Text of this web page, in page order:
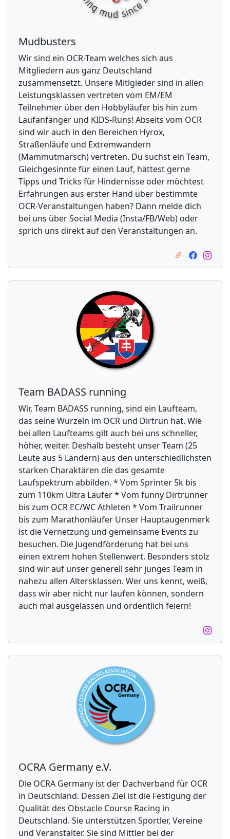
Mudbusters
Wir sind ein OCR-Team welches sich aus
Mitgliedern aus ganz Deutschland
zusammensetzt. Unsere Mitlgieder sind in allen
Leistungsklassen vertreten vom EM/EM
Teilnehmer über den Hobbyläufer bis hin zum
Laufanfänger und KIDS-Runs! Abseits vom OCR
sind wir auch in den Bereichen Hyrox,
Straßenläufe und Extremwandern
(Mammutmarsch) vertreten. Du suchst ein Team,
Gleichgesinnte für einen Lauf, hättest gerne
Tipps und Tricks für Hindernisse oder möchtest
Erfahrungen aus erster Hand über bestimmte
OCR-Veranstaltungen haben? Dann melde dich
bei uns über Social Media (Insta/FB/Web) oder
sprich uns direkt auf den Veranstaltungen an.
Team BADASS running
Wir, Team BADASS running, sind ein Laufteam,
das seine Wurzeln im OCR und Dirtrun hat. Wie
bei allen Laufteams gilt auch bei uns schneller,
höher, weiter. Deshalb besteht unser Team (25
Leute aus 5 Ländern) aus den unterschiedlichsten
starken Charaktären die das gesamte
Laufspektrum abbilden. * Vom Sprinter 5k bis
zum 110km Ultra Läufer * Vom funny Dirtrunner
bis zum OCR EC/WC Athleten * Vom Trailrunner
bis zum Marathonläufer Unser Hauptaugenmerk
ist die Vernetzung und gemeinsame Events zu
besuchen. Die Jugendförderung hat bei uns
einen extrem hohen Stellenwert. Besonders stolz
sind wir auf unser generell sehr junges Team in
nahezu allen Altersklassen. Wer uns kennt, weiß,
dass wir aber nicht nur laufen können, sondern
auch mal ausgelassen und ordentlich feiern!
OCRA Germany e.V.
Die OCRA Germany ist der Dachverband für OCR
in Deutschland. Dessen Ziel ist die Festigung der
Qualität des Obstacle Course Racing in
Deutschland. Sie unterstützen Sportler, Vereine
und Veranstalter. Sie sind Mittler bei der